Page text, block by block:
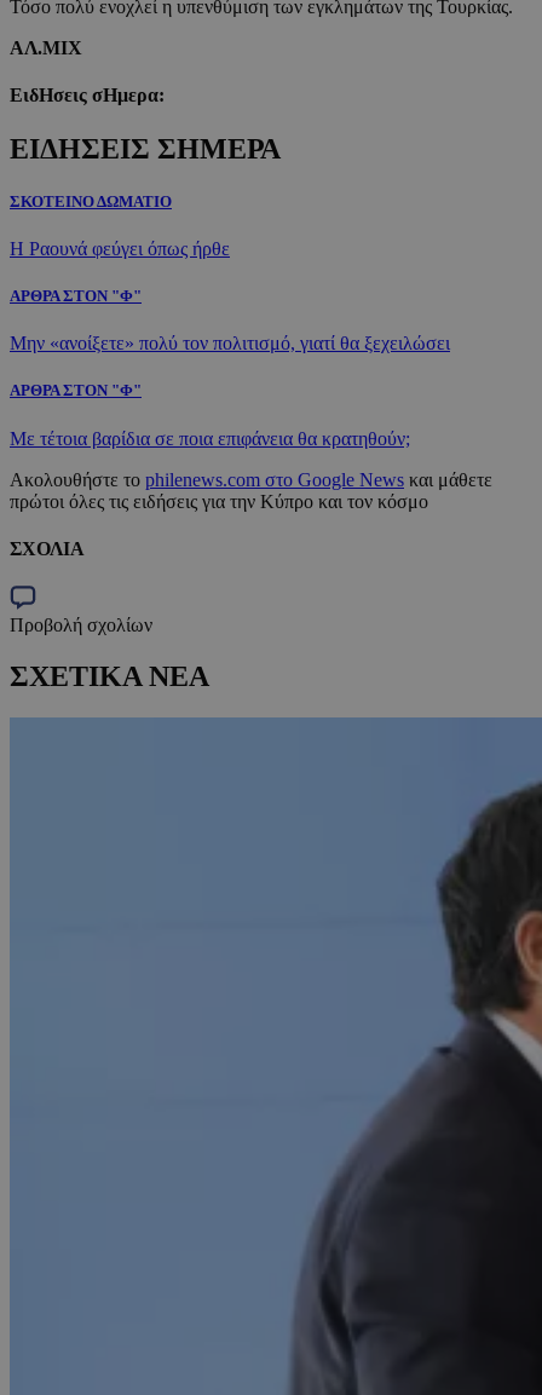
Τόσο πολύ ενοχλεί η υπενθύμιση των εγκλημάτων της Τουρκίας.
ΑΛ.ΜΙΧ
ΕιδΗσεις σΗμερα:
ΕΙΔΗΣΕΙΣ ΣΗΜΕΡΑ
ΣΚΟΤΕΙΝΟ ΔΩΜΑΤΙΟ
Η Ραουνά φεύγει όπως ήρθε
ΑΡΘΡΑ ΣΤΟΝ "Φ"
Μην «ανοίξετε» πολύ τον πολιτισμό, γιατί θα ξεχειλώσει
ΑΡΘΡΑ ΣΤΟΝ "Φ"
Με τέτοια βαρίδια σε ποια επιφάνεια θα κρατηθούν;
Ακολουθήστε το philenews.com στο Google News και μάθετε
πρώτοι όλες τις ειδήσεις για την Κύπρο και τον κόσμο
ΣΧΟΛΙΑ
Προβολή σχολίων
ΣΧΕΤΙΚΑ ΝΕΑ